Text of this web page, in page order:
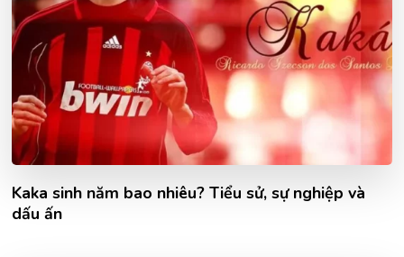
Kaka sinh năm bao nhiêu? Tiểu sử, sự nghiệp và
dấu ấn